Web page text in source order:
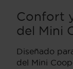
Confort
del Mini
Diseñado
del Mini